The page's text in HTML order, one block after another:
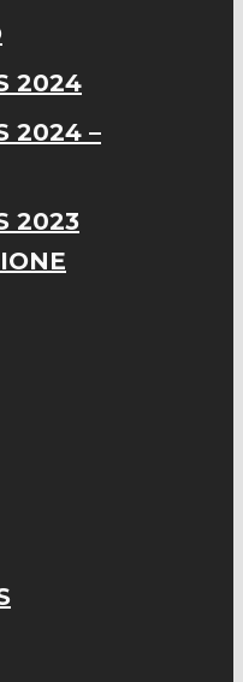
2024
2024 –
2023